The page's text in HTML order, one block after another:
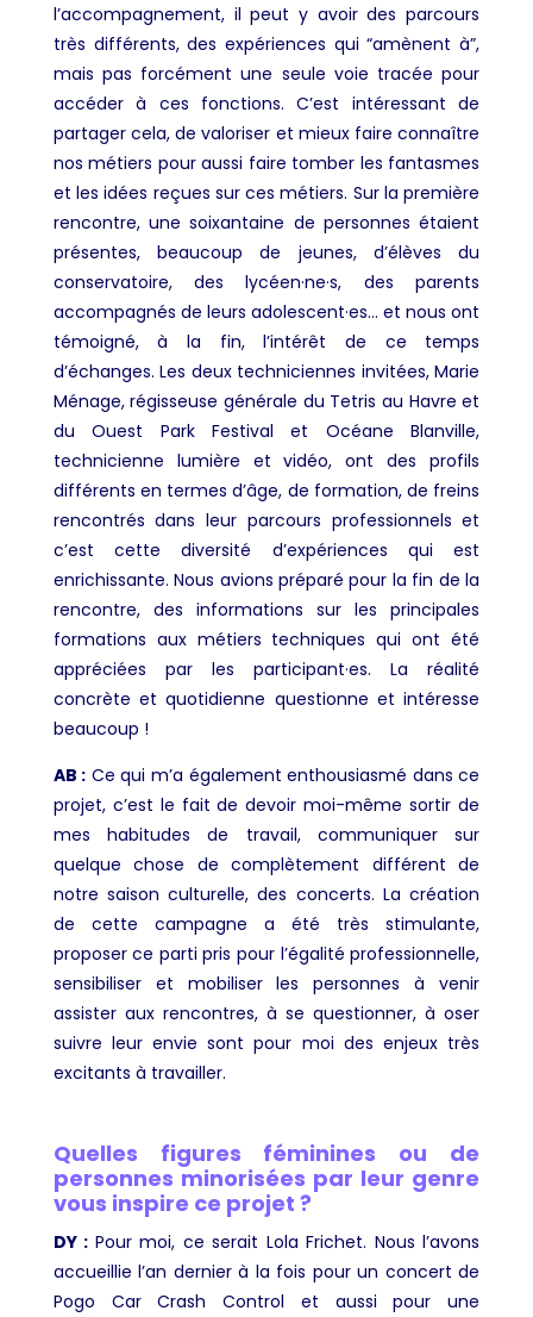
l’accompagnement, il peut y avoir des parcours
très différents, des expériences qui “amènent à”,
mais pas forcément une seule voie tracée pour
accéder à ces fonctions. C’est intéressant de
partager cela, de valoriser et mieux faire connaître
nos métiers pour aussi faire tomber les fantasmes
et les idées reçues sur ces métiers. Sur la première
rencontre, une soixantaine de personnes étaient
présentes, beaucoup de jeunes, d’élèves du
conservatoire, des lycéen·ne·s, des parents
accompagnés de leurs adolescent·es… et nous ont
témoigné, à la fin, l’intérêt de ce temps
d’échanges. Les deux techniciennes invitées, Marie
Ménage, régisseuse générale du Tetris au Havre et
du Ouest Park Festival et Océane Blanville,
technicienne lumière et vidéo, ont des profils
différents en termes d’âge, de formation, de freins
rencontrés dans leur parcours professionnels et
c’est cette diversité d’expériences qui est
enrichissante. Nous avions préparé pour la fin de la
rencontre, des informations sur les principales
formations aux métiers techniques qui ont été
appréciées par les participant·es. La réalité
concrète et quotidienne questionne et intéresse
beaucoup !
AB : Ce qui m’a également enthousiasmé dans ce
projet, c’est le fait de devoir moi-même sortir de
mes habitudes de travail, communiquer sur
quelque chose de complètement différent de
notre saison culturelle, des concerts. La création
de cette campagne a été très stimulante,
proposer ce parti pris pour l’égalité professionnelle,
sensibiliser et mobiliser les personnes à venir
assister aux rencontres, à se questionner, à oser
suivre leur envie sont pour moi des enjeux très
excitants à travailler.
Quelles figures féminines ou de
personnes minorisées par leur genre
vous inspire ce projet ?
DY : Pour moi, ce serait Lola Frichet. Nous l’avons
accueillie l’an dernier à la fois pour un concert de
Pogo Car Crash Control et aussi pour une